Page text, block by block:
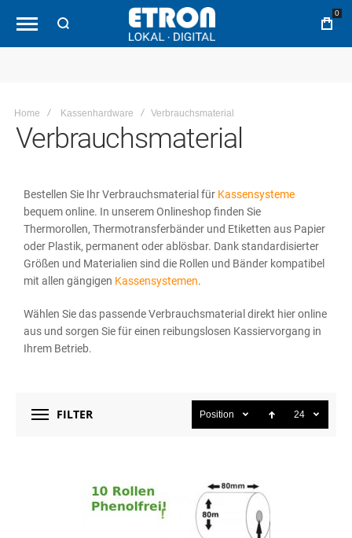
0
Home Kassenhardware Verbrauchsmaterial
Verbrauchsmaterial
Bestellen Sie Ihr Verbrauchsmaterial für Kassensysteme
bequem online. In unserem Onlineshop finden Sie
Thermorollen, Thermotransferbänder und Etiketten aus Papier
oder Plastik, permanent oder ablösbar. Dank standardisierter
Größen und Materialien sind die Rollen und Bänder kompatibel
mit allen gängigen Kassensystemen.
Wählen Sie das passende Verbrauchsmaterial direkt hier online
aus und sorgen Sie für einen reibungslosen Kassiervorgang in
Ihrem Betrieb.
FILTER Position 24